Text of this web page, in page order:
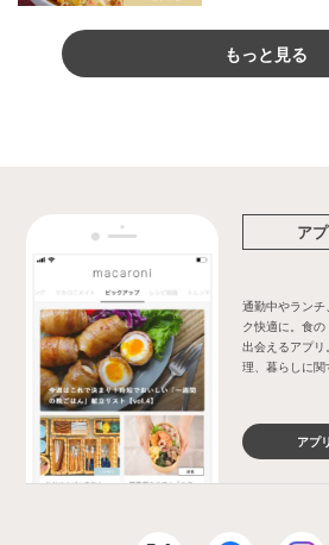
もっと見る
ア
通勤中やラン
ク快適に。食
出会えるアプ
理、暮らしに関
アプ